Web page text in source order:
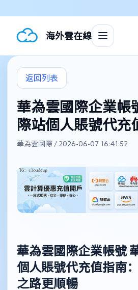
海外雲在線
返回列表
華為雲國際企業帳
際站個人賬號代充
華為雲國際 / 2026-06-07 16:41:52
華為雲國際企業帳號
個人賬號代充值指南
之路更順暢